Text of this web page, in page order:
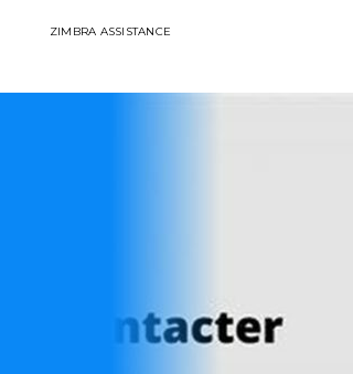
ZIMBRA ASSISTANCE